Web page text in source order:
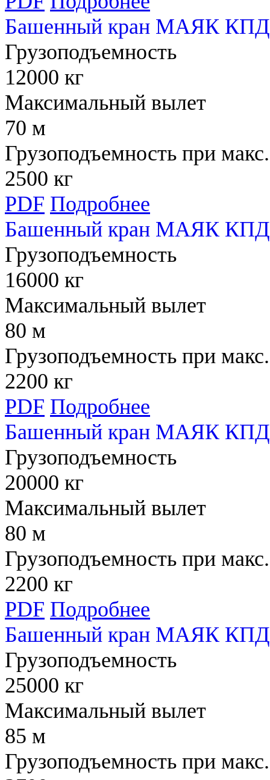
Башенный кран МАЯК КПД
Грузоподъемность
12000 кг
Максимальный вылет
70 м
Грузоподъемность при
2500 кг
PDF Подробнее
Башенный кран МАЯК КПД
Грузоподъемность
16000 кг
Максимальный вылет
80 м
Грузоподъемность при
2200 кг
PDF Подробнее
Башенный кран МАЯК КПД
Грузоподъемность
20000 кг
Максимальный вылет
80 м
Грузоподъемность при
2200 кг
PDF Подробнее
Башенный кран МАЯК КПД
Грузоподъемность
25000 кг
Максимальный вылет
85 м
Грузоподъемность при